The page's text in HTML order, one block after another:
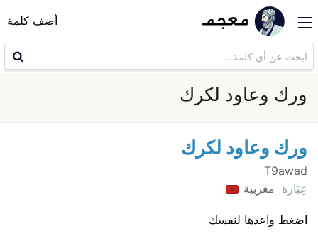
أضف كلمة
ورك وعاود لكرك
ورك وعاود لكرك
T9awad
عِبَارة مغربية
اضغط واعدها لنفسك